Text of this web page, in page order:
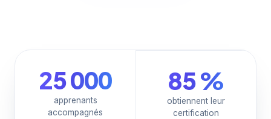
25 000
apprenants
accompagnés
85 %
obtiennent leur
certification